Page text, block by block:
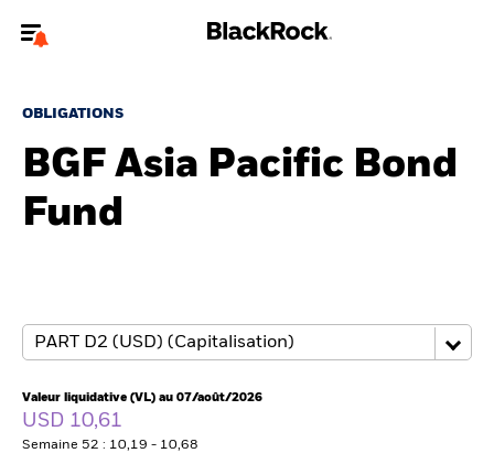
financiers.
jourvotre type d'utilisateur
A propos de BlackRock
Thèmes
ETFs & Fonds indiciels
OBLIGATIONS
BGF Asia Pacific Bond
Fund
Valeur liquidative (VL) au 07/août/2026
USD 10,61
Semaine 52 : 10,19 - 10,68